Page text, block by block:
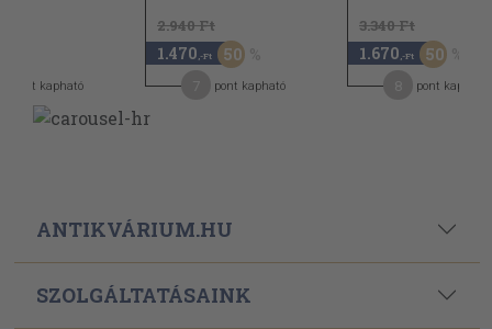
pont kapható
2.940 Ft
1.470 ,-Ft 50
pont kapható
3.340 Ft
1.670 ,-Ft 50
pont kapható
ANTIKVÁRIUM.HU
SZOLGÁLTATÁSAINK